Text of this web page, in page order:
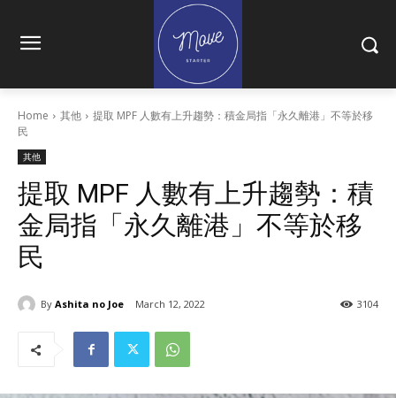
Home 其他
提取 MPF 人數有上升趨勢：積金局指「永久離港」不等於移
民
其他
提取 MPF 人數有上升趨勢：積
金局指「永久離港」不等於移
民
By Ashita no Joe March 12, 2022 3104